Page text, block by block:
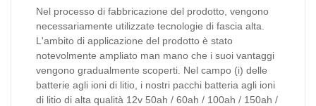
Nel processo di fabbricazione del prodotto, vengono
necessariamente utilizzate tecnologie di fascia alta.
L'ambito di applicazione del prodotto è stato
notevolmente ampliato man mano che i suoi vantaggi
vengono gradualmente scoperti. Nel campo (i) delle
batterie agli ioni di litio, i nostri pacchi batteria agli ioni
di litio di alta qualità 12v 50ah / 60ah / 100ah / 150ah /